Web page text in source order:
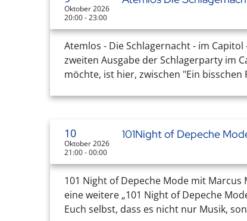
Oktober 2026
20:00 - 23:00
Atemlos - Die Schlagernacht - im
zweiten Ausgabe der Schlagerparty im
möchte, ist hier, zwischen "Ein
10
Oktober 2026
21:00 - 00:00
101Night of Depeche
101 Night of Depeche Mode mit
eine weitere „101 Night of Depeche
Euch selbst, dass es nicht nur Musik,